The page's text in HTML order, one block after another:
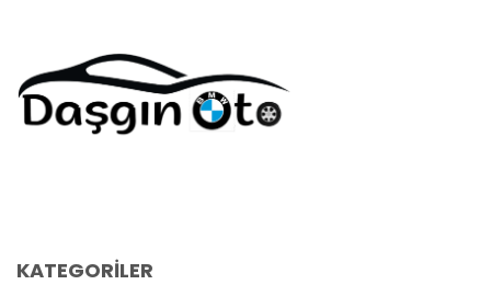
KATEGORİLER